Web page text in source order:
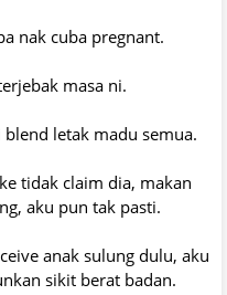
nak cuba pregnant.
masa ni.
letak madu semua.
tidak claim dia, makan
aku pun tak pasti.
anak sulung dulu, aku
sikit berat badan.